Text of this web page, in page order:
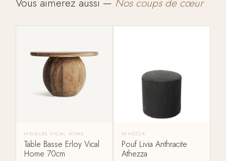
Vous aimerez aussi — Nos coups de cœur
MEUBLES VICAL HOME
Table Basse Erloy Vical
Home 70cm
ATHEZZA
Pouf Livia Anthracite
Athezza